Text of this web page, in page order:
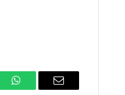
WhatsAppEmail